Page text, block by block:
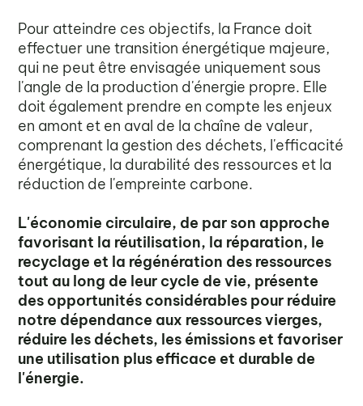
Pour atteindre ces objectifs, la France doit
effectuer une transition énergétique majeure,
qui ne peut être envisagée uniquement sous
l'angle de la production d'énergie propre. Elle
doit également prendre en compte les enjeux
en amont et en aval de la chaîne de valeur,
comprenant la gestion des déchets, l'efficacité
énergétique, la durabilité des ressources et la
réduction de l'empreinte carbone.
L'économie circulaire, de par son approche
favorisant la réutilisation, la réparation, le
recyclage et la régénération des ressources
tout au long de leur cycle de vie, présente
des opportunités considérables pour réduire
notre dépendance aux ressources vierges,
réduire les déchets, les émissions et favoriser
une utilisation plus efficace et durable de
l'énergie.